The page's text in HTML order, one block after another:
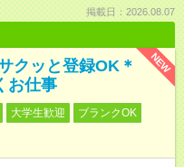
掲載日：2026.08.07
NEW
クッと登録OK＊
お仕事
大学生歓迎
ブランクOK